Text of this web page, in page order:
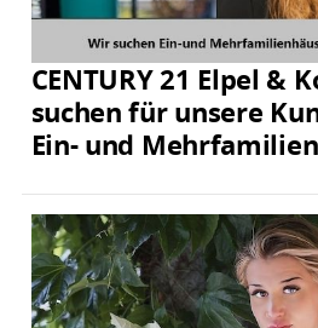
CENTURY 21 Elpel &
suchen für unsere
Ein- und